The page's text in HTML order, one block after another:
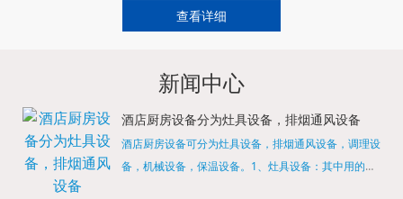
查看详细
新闻中心
酒店厨房设备分为灶具设备，排烟通风设备
酒店厨房设备可分为灶具设备，排烟通风设备，调理设
备，机械设备，保温设备。1、灶具设备：其中用的较